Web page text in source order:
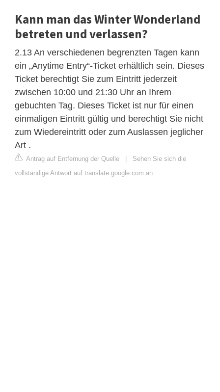
Kann man das Winter Wonderland
betreten und verlassen?
2.13 An verschiedenen begrenzten Tagen kann
ein „Anytime Entry“-Ticket erhältlich sein. Dieses
Ticket berechtigt Sie zum Eintritt jederzeit
zwischen 10:00 und 21:30 Uhr an Ihrem
gebuchten Tag. Dieses Ticket ist nur für einen
einmaligen Eintritt gültig und berechtigt Sie nicht
zum Wiedereintritt oder zum Auslassen jeglicher
Art .
Antrag auf Entfernung der Quelle | Sehen Sie sich die
vollständige Antwort auf translate.google.com an